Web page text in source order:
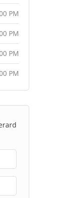
PM
PM
PM
PM